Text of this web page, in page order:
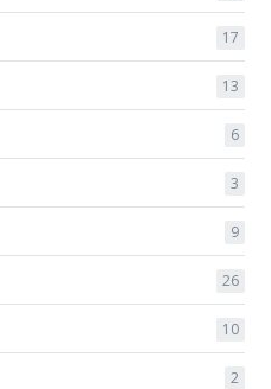
17
13
6
3
9
26
10
2